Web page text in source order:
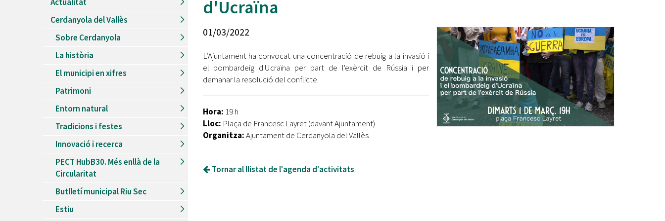
Recursos Humans
Retiment de Comptes
Accés a Informació Pública
Dades Obertes
Catàleg de Serveis i Tràmits
Del26/06/2026al30/08/2026
Patis oberts temporada d'estiu
Piscines d'estiu a Cerdanyola
Del01/06/2026al30/09/2026
Refugis climàtics a Cerdanyola
Jocs d'aigua del Parc Cordelles
Del01/07/2024al31/08/2026
Decorem! Conte 'La truita de nabius'
Oberta la convocatòria d'Ajuts per a l'autoocupació
jove 2026
Cerdanyola opta a més de 5 milions d'euros del Pla de
l'entorn de l'avinguda Catalunya
El FIT presenta el cartell de la seva 16a edició i dona el
l'eclipsi solar
Entitats
Equipaments
Mercats Municipals
Webs Municipals
Cerdanyola del Vallès
Sobre Cerdanyola
La història
El municipi en xifres
Patrimoni
Entorn natural
Tradicions i festes
Innovació i recerca
PECT HubB30. Més enllà de la
Circularitat
Butlletí municipal Riu Sec
Estiu
d'Ucraïna
01/03/2022
L’Ajuntament ha convocat una concentració de rebuig a la invasió i
el bombardeig d'Ucraïna per part de l'exèrcit de Rússia i per
demanar la resolució del conflicte.
Hora: 19 h
Lloc: Plaça de Francesc Layret (davant Ajuntament)
Organitza:Ajuntament de Cerdanyola del Vallès
Tornar al llistat de l'agenda d'activitats